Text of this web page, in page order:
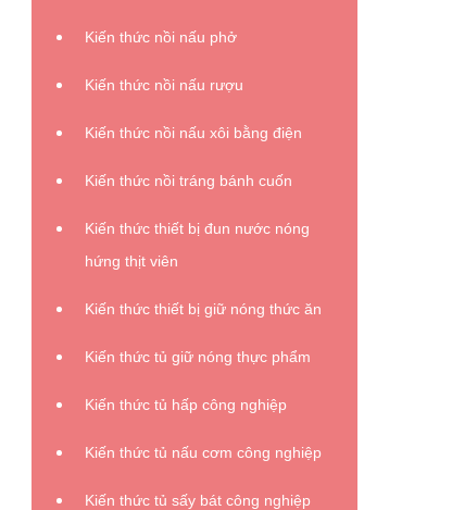
Kiến thức nồi nấu phở
Kiến thức nồi nấu rượu
Kiến thức nồi nấu xôi bằng điện
Kiến thức nồi tráng bánh cuốn
Kiến thức thiết bị đun nước nóng
hứng thịt viên
Kiến thức thiết bị giữ nóng thức ăn
Kiến thức tủ giữ nóng thực phẩm
Kiến thức tủ hấp công nghiệp
Kiến thức tủ nấu cơm công nghiệp
Kiến thức tủ sấy bát công nghiệp